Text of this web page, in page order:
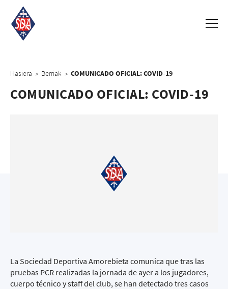
Hasiera > Berriak > COMUNICADO OFICIAL: COVID-19
COMUNICADO OFICIAL: COVID-19
La Sociedad Deportiva Amorebieta comunica que tras las
pruebas PCR realizadas la jornada de ayer a los jugadores,
cuerpo técnico y staff del club, se han detectado tres casos